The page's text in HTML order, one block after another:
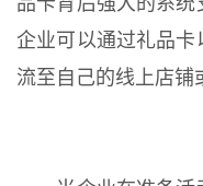
企业可以通过礼品卡
流至自己的线上店铺